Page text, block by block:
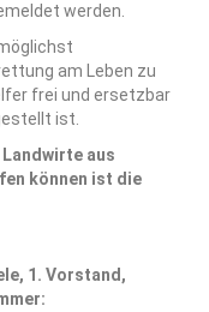
werden.
am Leben zu
frei und ersetzbar
ist.
aus
können ist die
1. Vorstand,